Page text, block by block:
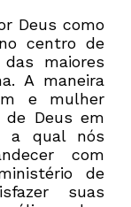
Deus como
centro de
maiores
A maneira
e mulher
Deus em
a qual nós
com
de
suas